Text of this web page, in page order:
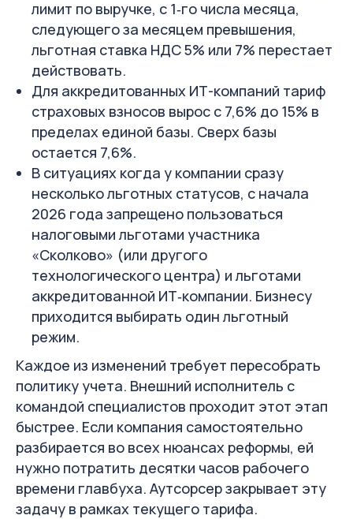
лимит по выручке, с 1‑го числа месяца,
следующего за месяцем превышения,
льготная ставка НДС 5% или 7% перестает
действовать.
Для аккредитованных ИТ-компаний тариф
страховых взносов вырос с 7,6% до 15% в
пределах единой базы. Сверх базы
остается 7,6%.
В ситуациях когда у компании сразу
несколько льготных статусов, с начала
2026 года запрещено пользоваться
налоговыми льготами участника
«Сколково» (или другого
технологического центра) и льготами
аккредитованной ИТ‑компании. Бизнесу
приходится выбирать один льготный
режим.
Каждое из изменений требует пересобрать
политику учета. Внешний исполнитель с
командой специалистов проходит этот этап
быстрее. Если компания самостоятельно
разбирается во всех нюансах реформы, ей
нужно потратить десятки часов рабочего
времени главбуха. Аутсорсер закрывает эту
задачу в рамках текущего тарифа.